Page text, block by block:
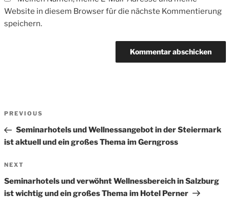
Website in diesem Browser für die nächste Kommentierung
speichern.
Beitrags-
Previous
Post
PREVIOUS
Seminarhotels und Wellnessangebot in der Steiermark
ist aktuell und ein großes Thema im Gerngross
Next
Post
NEXT
Seminarhotels und verwöhnt Wellnessbereich in Salzburg
ist wichtig und ein großes Thema im Hotel Perner